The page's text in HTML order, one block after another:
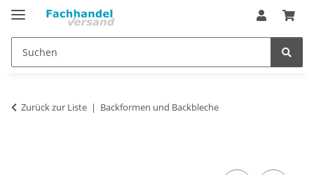
Zurück zur Liste Backformen und Backbleche